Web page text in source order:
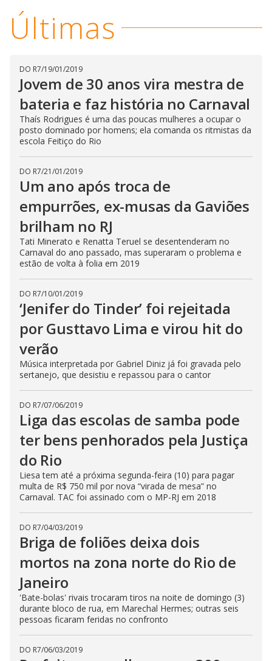
Últimas
DO R7/19/01/2019
Jovem de 30 anos vira mestra de
bateria e faz história no Carnaval
Thaís Rodrigues é uma das poucas mulheres a ocupar o
posto dominado por homens; ela comanda os ritmistas da
escola Feitiço do Rio
DO R7/21/01/2019
Um ano após troca de
empurrões, ex-musas da Gaviões
brilham no RJ
Tati Minerato e Renatta Teruel se desentenderam no
Carnaval do ano passado, mas superaram o problema e
estão de volta à folia em 2019
DO R7/10/01/2019
‘Jenifer do Tinder’ foi rejeitada
por Gusttavo Lima e virou hit do
verão
Música interpretada por Gabriel Diniz já foi gravada pelo
sertanejo, que desistiu e repassou para o cantor
DO R7/07/06/2019
Liga das escolas de samba pode
ter bens penhorados pela Justiça
do Rio
Liesa tem até a próxima segunda-feira (10) para pagar
multa de R$ 750 mil por nova “virada de mesa” no
Carnaval. TAC foi assinado com o MP-RJ em 2018
DO R7/04/03/2019
Briga de foliões deixa dois
mortos na zona norte do Rio de
Janeiro
'Bate-bolas' rivais trocaram tiros na noite de domingo (3)
durante bloco de rua, em Marechal Hermes; outras seis
pessoas ficaram feridas no confronto
DO R7/06/03/2019